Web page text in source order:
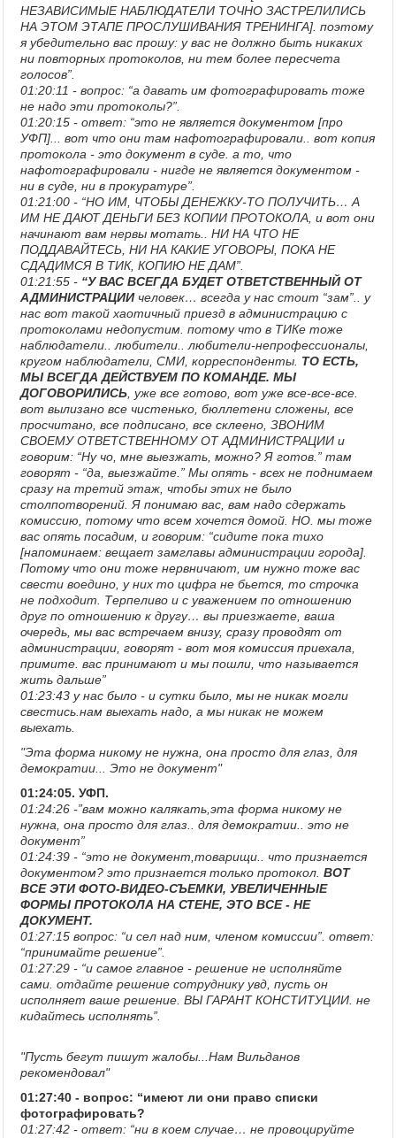
НЕЗАВИСИМЫЕ НАБЛЮДАТЕЛИ ТОЧНО ЗАСТРЕЛИЛИСЬ
НА ЭТОМ ЭТАПЕ ПРОСЛУШИВАНИЯ ТРЕНИНГА]. поэтому
я убедительно вас прошу: у вас не должно быть никаких
ни повторных протоколов, ни тем более пересчета
голосов”.
01:20:11 - вопрос: “а давать им фотографировать тоже
не надо эти протоколы?”.
01:20:15 - ответ: “это не является документом [про
УФП]... вот что они там нафотографировали.. вот копия
протокола - это документ в суде. а то, что
нафотографировали - нигде не является документом -
ни в суде, ни в прокуратуре”.
01:21:00 - “НО ИМ, ЧТОБЫ ДЕНЕЖКУ-ТО ПОЛУЧИТЬ… А
ИМ НЕ ДАЮТ ДЕНЬГИ БЕЗ КОПИИ ПРОТОКОЛА, и вот они
начинают вам нервы мотать.. НИ НА ЧТО НЕ
ПОДДАВАЙТЕСЬ, НИ НА КАКИЕ УГОВОРЫ, ПОКА НЕ
СДАДИМСЯ В ТИК, КОПИЮ НЕ ДАМ”.
01:21:55 - “У ВАС ВСЕГДА БУДЕТ ОТВЕТСТВЕННЫЙ ОТ
АДМИНИСТРАЦИИчеловек… всегда у нас стоит “зам”.. у
нас вот такой хаотичный приезд в администрацию с
протоколами недопустим. потому что в ТИКе тоже
наблюдатели.. любители.. любители-непрофессионалы,
кругом наблюдатели, СМИ, корреспонденты. ТО ЕСТЬ,
МЫ ВСЕГДА ДЕЙСТВУЕМ ПО КОМАНДЕ. МЫ
ДОГОВОРИЛИСЬ , уже все готово, вот уже все-все-все.
вот вылизано все чистенько, бюллетени сложены, все
просчитано, все подписано, все склеено, ЗВОНИМ
СВОЕМУ ОТВЕТСТВЕННОМУ ОТ АДМИНИСТРАЦИИ и
говорим: “Ну чо, мне выезжать, можно? Я готов.” там
говорят - “да, выезжайте.” Мы опять - всех не поднимаем
сразу на третий этаж, чтобы этих не было
столпотворений. Я понимаю вас, вам надо сдержать
комиссию, потому что всем хочется домой. НО. мы тоже
вас опять посадим, и говорим: “сидите пока тихо
[напоминаем: вещает замглавы администрации города].
Потому что они тоже нервничают, им нужно тоже вас
свести воедино, у них то цифра не бьется, то строчка
не подходит. Терпеливо и с уважением по отношению
друг по отношению к другу… вы приезжаете, ваша
очередь, мы вас встречаем внизу, сразу проводят от
администрации, говорят - вот моя комиссия приехала,
примите. вас принимают и мы пошли, что называется
жить дальше”
01:23:43 у нас было - и сутки было, мы не никак могли
свестись.нам выехать надо, а мы никак не можем
выехать.
"Эта форма никому не нужна, она просто для глаз, для
демократии... Это не документ"
01:24:05. УФП.
01:24:26 -”вам можно калякать,эта форма никому не
нужна, она просто для глаз.. для демократии.. это не
документ”
01:24:39 - “это не документ,товарищи.. что признается
документом? это признается только протокол. ВОТ
ВСЕ ЭТИ ФОТО-ВИДЕО-СЪЕМКИ, УВЕЛИЧЕННЫЕ
ФОРМЫ ПРОТОКОЛА НА СТЕНЕ, ЭТО ВСЕ - НЕ
ДОКУМЕНТ.
01:27:15 вопрос: “и сел над ним, членом комиссии”. ответ:
“принимайте решение”.
01:27:29 - “и самое главное - решение не исполняйте
сами. отдайте решение сотруднику увд, пусть он
исполняет ваше решение. ВЫ ГАРАНТ КОНСТИТУЦИИ. не
кидайтесь исполнять”.
"Пусть бегут пишут жалобы...Нам Вильданов
рекомендовал"
01:27:40 - вопрос: “имеют ли они право списки
фотографировать?
01:27:42 - ответ: “ни в коем случае… не провоцируйте